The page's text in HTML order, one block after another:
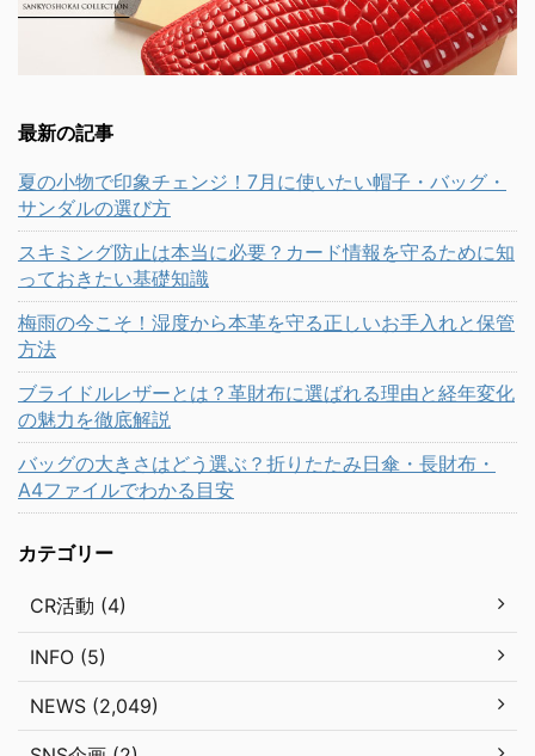
最新の記事
夏の小物で印象チェンジ！7月に使いたい帽子・バッグ・
サンダルの選び方
スキミング防止は本当に必要？カード情報を守るために知
っておきたい基礎知識
梅雨の今こそ！湿度から本革を守る正しいお手入れと保管
方法
ブライドルレザーとは？革財布に選ばれる理由と経年変化
の魅力を徹底解説
バッグの大きさはどう選ぶ？折りたたみ日傘・長財布・
A4ファイルでわかる目安
カテゴリー
CR活動 (4)
INFO (5)
NEWS (2,049)